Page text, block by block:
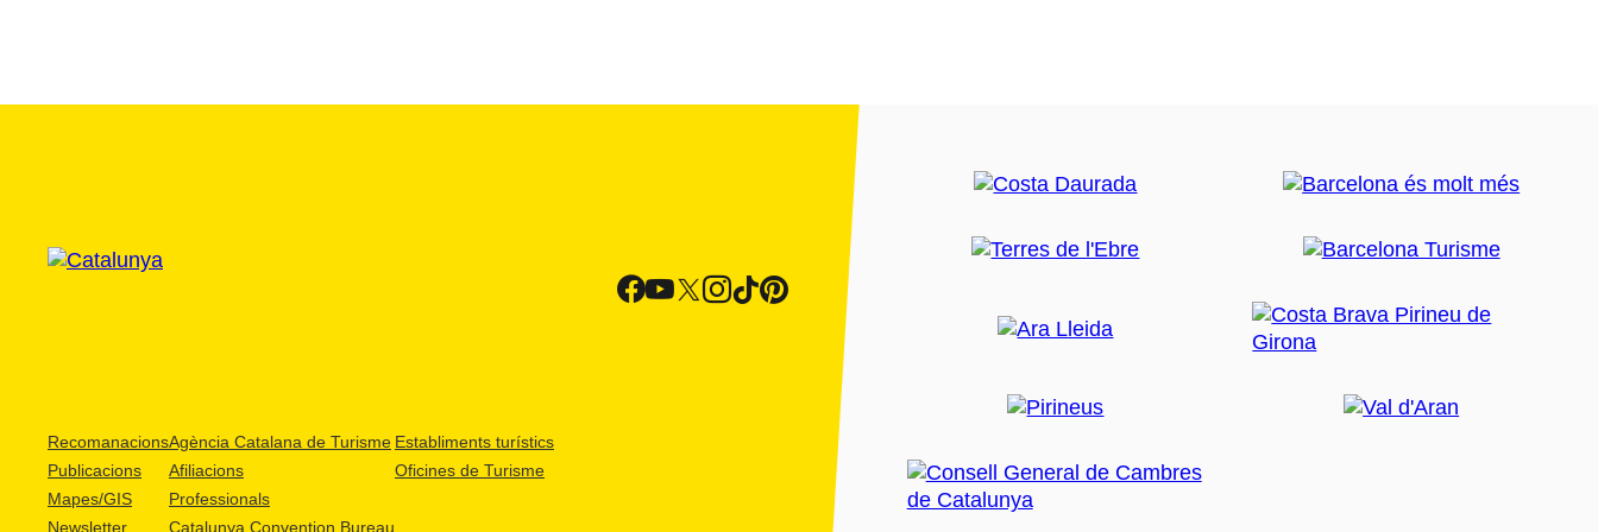
Recomanacions
Publicacions
Mapes/GIS
Newsletter
Agència Catalana de Turisme
Afiliacions
Professionals
Catalunya Convention Bureau
Establiments turístics
Oficines de Turisme